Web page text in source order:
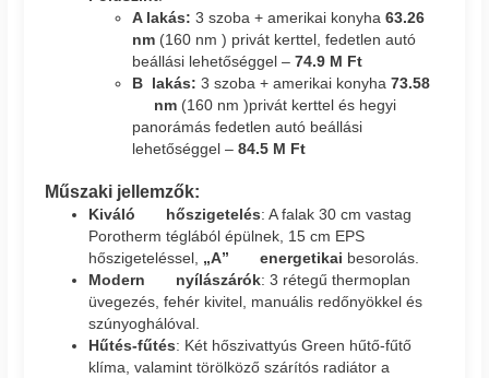
A lakás: 3 szoba + amerikai konyha63.26
nm (160 nm ) privát kerttel, fedetlen autó
beállási lehetőséggel –74.9 M Ft
B lakás: 3 szoba + amerikai konyha73.58
nm (160 nm )privát kerttel és hegyi
panorámás fedetlen autó beállási
lehetőséggel –84.5 M Ft
Műszaki jellemzők:
Kiváló hőszigetelés: A falak 30 cm vastag
Porotherm téglából épülnek, 15 cm EPS
hőszigeteléssel, „A” energetikai besorolás.
Modern nyílászárók: 3 rétegű thermoplan
üvegezés, fehér kivitel, manuális redőnyökkel és
szúnyoghálóval.
Hűtés-fűtés: Két hőszivattyús Green hűtő-fűtő
klíma, valamint törölköző szárítós radiátor a